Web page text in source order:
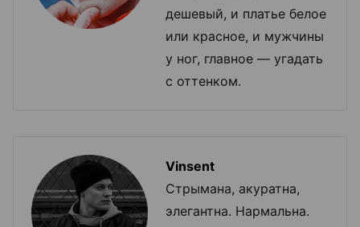
дешевый, и платье белое
или красное, и мужчины
у ног, главное — угадать
с оттенком.
Vinsent
Стрымана, акуратна,
элегантна. Нармальна.